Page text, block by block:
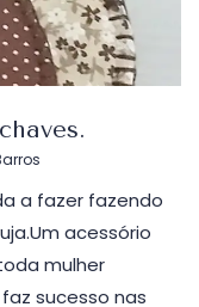
a fazer fazendo
acessório
mulher
sucesso nas